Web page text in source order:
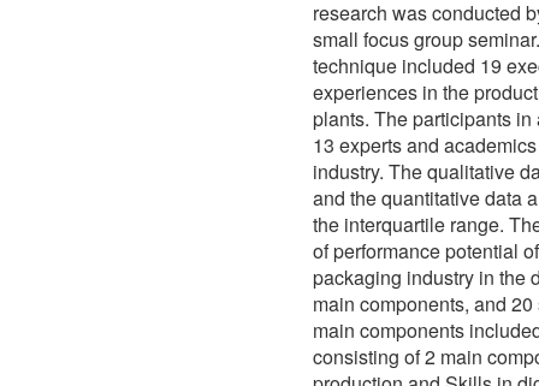
research was conducted
small focus group
technique included 19
experiences in the
plants. The participants
13 experts and
industry. The qualitative
and the quantitative data
the interquartile range.
of performance potential
packaging industry in the
main components, and
main components
consisting of 2 main